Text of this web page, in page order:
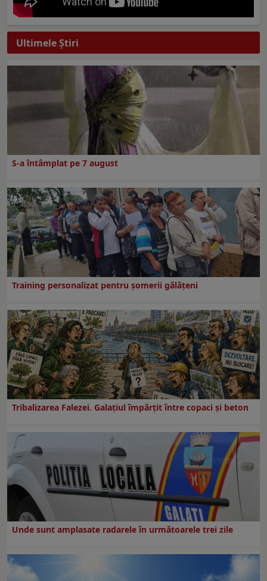
Ultimele Ştiri
S-a întâmplat pe 7 august
Training personalizat pentru șomerii gălățeni
Tribalizarea Falezei. Galațiul împărțit între copaci și beton
Unde sunt amplasate radarele în următoarele trei zile